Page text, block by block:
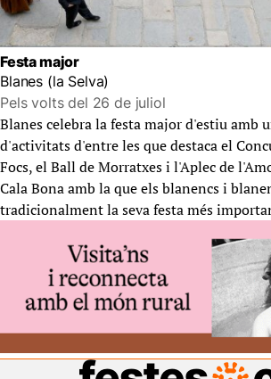
Festa major
Blanes (la Selva)
Pels volts del 26 de juliol
Blanes celebra la festa major d'estiu amb
d'activitats d'entre les que destaca el
Focs, el Ball de Morratxes i l'Aplec de
Cala Bona amb la que els blanencs i
tradicionalment la seva festa més